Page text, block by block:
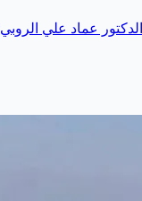
الدكتور عماد علي الروبي